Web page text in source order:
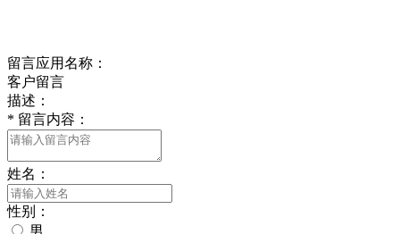
留言应用名称：
客户留言
描述：
* 留言内容：
姓名：
性别：